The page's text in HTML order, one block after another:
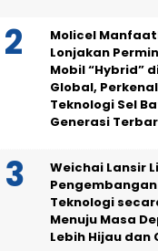
Molicel
Lonjakan
Mobil “Hybrid”
Global,
Teknologi Sel
Generasi
Weichai Lansir
Pengembangan
Teknologi
Menuju Masa
Lebih Hijau dan